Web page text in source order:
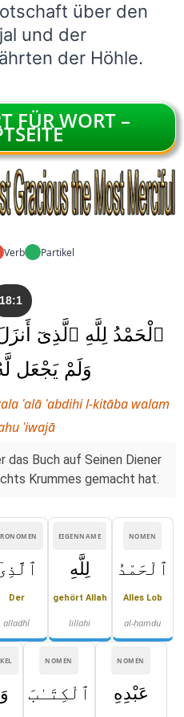
über den
und der
der Höhle.
FÜR WORT –
Verb Partikel
18:1
ٱلْحَمْدُ لِلَّهِ ٱلَّذِىٓ
وَلَمْ يَجْعَل
ʿalā ʿabdihi l-kitāba walam
ʿiwajā
das Buch auf Seinen Diener
Krummes gemacht hat.
NOMEN
ٱلْحَمْدُ
Alles Lob
al-ḥamdu
EIGENNAME
لِلَّهِ
gehört Allah
lillahi
Der
alladhī
NOMEN
عَبْدِهِ
NOMEN
ٱلْكِتَـٰبَ